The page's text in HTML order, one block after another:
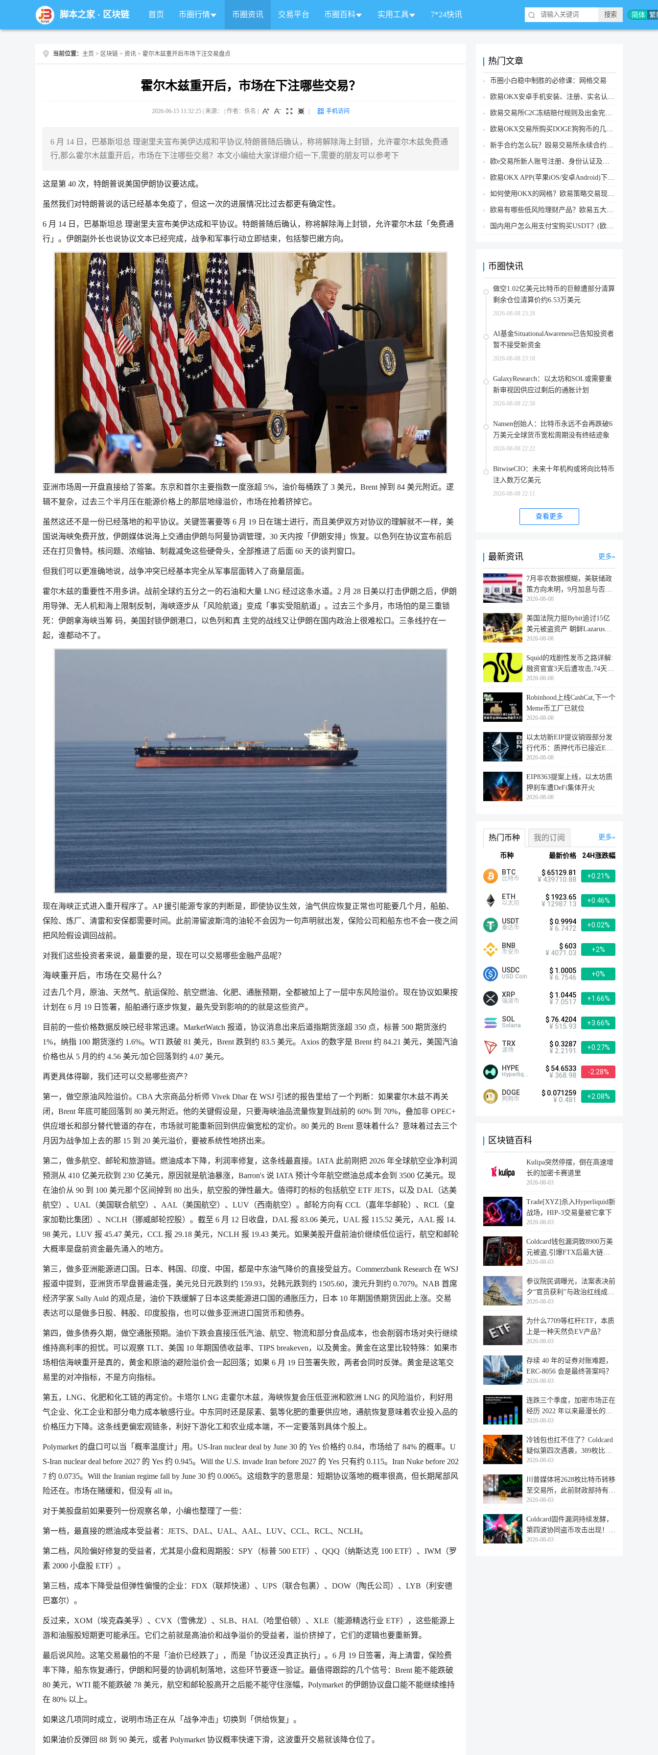
简体 繁
脚本之家· 区块链 首页 币圈行情 币圈资讯 交易平台 币圈百科 实用工具 7*24快讯
当前位置： 主页 > 区块链 > 资讯 > 霍尔木兹重开后市场下注交易盘点
霍尔木兹重开后，市场在下注哪些交易？
2026-06-15 11:32:25 | 来源： | 作者：佚名 手机访问
6 月 14 日，巴基斯坦总 理谢里夫宣布美伊达成和平协议,特朗普随后确认，称将解除海上封锁，允许霍尔木兹免费通
行,那么霍尔木兹重开后，市场在下注哪些交易？本文小编给大家详细介绍一下,需要的朋友可以参考下
这是第 40 次，特朗普说美国伊朗协议要达成。
虽然我们对特朗普说的话已经基本免疫了，但这一次的进展情况比过去都更有确定性。
6 月 14 日，巴基斯坦总 理谢里夫宣布美伊达成和平协议。特朗普随后确认，称将解除海上封锁，允许霍尔木兹「免费通
行」。伊朗副外长也说协议文本已经完成，战争和军事行动立即结束，包括黎巴嫩方向。
亚洲市场周一开盘直接给了答案。东京和首尔主要指数一度涨超 5%，油价每桶跌了 3 美元，Brent 掉到 84 美元附近。逻
辑不复杂，过去三个半月压在能源价格上的那层地缘溢价，市场在抢着挤掉它。
虽然这还不是一份已经落地的和平协议。关键签署要等 6 月 19 日在瑞士进行，而且美伊双方对协议的理解就不一样，美
国说海峡免费开放，伊朗媒体说海上交通由伊朗与阿曼协调管理，30 天内按「伊朗安排」恢复。以色列在协议宣布前后
还在打贝鲁特。核问题、浓缩铀、制裁减免这些硬骨头，全部推进了后面 60 天的谈判窗口。
但我们可以更准确地说，战争冲突已经基本完全从军事层面转入了商量层面。
霍尔木兹的重要性不用多讲。战前全球约五分之一的石油和大量 LNG 经过这条水道。2 月 28 日美以打击伊朗之后，伊朗
用导弹、无人机和海上限制反制，海峡逐步从「风险航道」变成「事实受阻航道」。过去三个多月，市场怕的是三重锁
死：伊朗拿海峡当筹 码，美国封锁伊朗港口，以色列和真 主党的战线又让伊朗在国内政治上很难松口。三条线拧在一
起，谁都动不了。
现在海峡正式进入重开程序了。AP 援引能源专家的判断是，即使协议生效，油气供应恢复正常也可能要几个月，船舶、
保险、炼厂、清雷和安保都需要时间。此前滞留波斯湾的油轮不会因为一句声明就出发，保险公司和船东也不会一夜之间
把风险假设调回战前。
对我们这些投资者来说，最重要的是，现在可以交易哪些金融产品呢？
海峡重开后，市场在交易什么？
过去几个月，原油、天然气、航运保险、航空燃油、化肥、通胀预期，全都被加上了一层中东风险溢价。现在协议如果按
计划在 6 月 19 日签署，船舶通行逐步恢复，最先受到影响的的就是这些资产。
目前的一些价格数据反映已经非常迅速。MarketWatch 报道，协议消息出来后道指期货涨超 350 点，标普 500 期货涨约
1%，纳指 100 期货涨约 1.6%。WTI 跌破 81 美元，Brent 跌到约 83.5 美元。Axios 的数字是 Brent 约 84.21 美元，美国汽油
价格也从 5 月的约 4.56 美元/加仑回落到约 4.07 美元。
再更具体得聊，我们还可以交易哪些资产？
第一，做空原油风险溢价。CBA 大宗商品分析师 Vivek Dhar 在 WSJ 引述的报告里给了一个判断：如果霍尔木兹不再关
闭，Brent 年底可能回落到 80 美元附近。他的关键假设是，只要海峡油品流量恢复到战前的 60% 到 70%，叠加非 OPEC+
供应增长和部分替代管道的存在，市场就可能重新回到供应偏宽松的定价。80 美元的 Brent 意味着什么？意味着过去三个
月因为战争加上去的那 15 到 20 美元溢价，要被系统性地挤出来。
第二，做多航空、邮轮和旅游链。燃油成本下降，利润率修复，这条线最直接。IATA 此前刚把 2026 年全球航空业净利润
预测从 410 亿美元砍到 230 亿美元，原因就是航油暴涨，Barron's 说 IATA 预计今年航空燃油总成本会到 3500 亿美元。现
在油价从 90 到 100 美元那个区间掉到 80 出头，航空股的弹性最大。值得盯的标的包括航空 ETF JETS，以及 DAL（达美
航空）、UAL（美国联合航空）、AAL（美国航空）、LUV（西南航空）。邮轮方向有 CCL（嘉年华邮轮）、RCL（皇
家加勒比集团）、NCLH（挪威邮轮控股）。截至 6 月 12 日收盘，DAL 报 83.06 美元，UAL 报 115.52 美元，AAL 报 14.
98 美元，LUV 报 45.47 美元，CCL 报 29.18 美元，NCLH 报 19.43 美元。如果美股开盘前油价继续低位运行，航空和邮轮
大概率是盘前资金最先涌入的地方。
第三，做多亚洲能源进口国。日本、韩国、印度、中国，都是中东油气降价的直接受益方。Commerzbank Research 在 WSJ
报道中提到，亚洲货币早盘普遍走强，美元兑日元跌到约 159.93，兑韩元跌到约 1505.60，澳元升到约 0.7079。NAB 首席
经济学家 Sally Auld 的观点是，油价下跌缓解了日本这类能源进口国的通胀压力，日本 10 年期国债期货因此上涨。交易
表达可以是做多日股、韩股、印度股指，也可以做多亚洲进口国货币和债券。
第四，做多债券久期，做空通胀预期。油价下跌会直接压低汽油、航空、物流和部分食品成本，也会削弱市场对央行继续
维持高利率的担忧。可以观察 TLT、美国 10 年期国债收益率、TIPS breakeven，以及黄金。黄金在这里比较特殊：如果市
场相信海峡重开是真的，黄金和原油的避险溢价会一起回落；如果 6 月 19 日签署失败，两者会同时反弹。黄金是这笔交
易里的对冲指标，不是方向指标。
第五，LNG、化肥和化工链的再定价。卡塔尔 LNG 走霍尔木兹，海峡恢复会压低亚洲和欧洲 LNG 的风险溢价，利好用
气企业、化工企业和部分电力成本敏感行业。中东同时还是尿素、氨等化肥的重要供应地，通航恢复意味着农业投入品的
价格压力下降。这条线更偏宏观链条，利好下游化工和农业成本端，不一定要落到具体个股上。
Polymarket 的盘口可以当「概率温度计」用。US-Iran nuclear deal by June 30 的 Yes 价格约 0.84，市场给了 84% 的概率。U
S-Iran nuclear deal before 2027 的 Yes 约 0.945。Will the U.S. invade Iran before 2027 的 Yes 只有约 0.115。Iran Nuke before 202
7 约 0.0735。Will the Iranian regime fall by June 30 约 0.0065。这组数字的意思是：短期协议落地的概率很高，但长期尾部风
险还在。市场在赌缓和，但没有 all in。
对于美股盘前如果要列一份观察名单，小编也整理了一些：
第一档，最直接的燃油成本受益者：JETS、DAL、UAL、AAL、LUV、CCL、RCL、NCLH。
第二档，风险偏好修复的受益者，尤其是小盘和周期股：SPY（标普 500 ETF）、QQQ（纳斯达克 100 ETF）、IWM（罗
素 2000 小盘股 ETF）。
第三档，成本下降受益但弹性偏慢的企业：FDX（联邦快递）、UPS（联合包裹）、DOW（陶氏公司）、LYB（利安德
巴塞尔）。
反过来，XOM（埃克森美孚）、CVX（雪佛龙）、SLB、HAL（哈里伯顿）、XLE（能源精选行业 ETF），这些能源上
游和油服股短期更可能承压。它们之前就是高油价和战争溢价的受益者，溢价挤掉了，它们的逻辑也要重新算。
最后说风险。这笔交易最怕的不是「油价已经跌了」，而是「协议还没真正执行」。6 月 19 日签署，海上清雷，保险费
率下降，船东恢复通行，伊朗和阿曼的协调机制落地，这些环节要逐一验证。最值得跟踪的几个信号：Brent 能不能跌破
80 美元，WTI 能不能跌破 78 美元，航空和邮轮股高开之后能不能守住涨幅，Polymarket 的伊朗协议盘口能不能继续维持
在 80% 以上。
如果这几项同时成立，说明市场正在从「战争冲击」切换到「供给恢复」。
如果油价反弹回 88 到 90 美元，或者 Polymarket 协议概率快速下滑，这波重开交易就该降仓位了。
热门文章
币圈小白稳中制胜的必修课：网格交易
欧易OKX安卓手机安装、注册、实名认证、买币转账新手实操教程
欧易交易所C2C冻结赔付规则及出金完整流程
欧易OKX交易所购买DOGE狗狗币的几个方式汇总
新手合约怎么玩？殴易交易所永续合约操作步骤教程(APP/Web端)
欧e交易所新人账号注册、身份认证及安全设置教程
欧易OKX APP(苹果iOS/安卓Android)下载图文教程
如何使用OKX的网格？欧易策略交易现货网格新手操作流程
欧易有哪些低风险理财产品？欧易五大低风险理财产品详细介绍
国内用户怎么用支付宝购买USDT？(欧易交易所为例)
币圈快讯
做空1.02亿美元比特币的巨鲸遭部分清算
剩余仓位清算价约6.53万美元
2026-08-08 23:28
AI基金SituationalAwareness已告知投资者
暂不接受新资金
2026-08-08 23:18
GalaxyResearch：以太坊和SOL或需要重
新审视因供应过剩后的通胀计划
2026-08-08 22:58
Nansen创始人：比特币永远不会再跌破6
万美元全球货币宽松周期没有终结迹象
2026-08-08 22:22
BitwiseCIO：未来十年机构或将向比特币
注入数万亿美元
2026-08-08 22:11
查看更多
最新资讯 更多
7月非农数据模糊，美联储政
策方向未明，9月加息与否仍
取决于
2026-08-08
美国法院力挺Bybit追讨15亿
美元被盗资产 朝鲜Lazarus黑
客洗
2026-08-08
Squid的戏剧性发币之路详解:
融资官宣3天后遭攻击,74天后
登陆
2026-08-08
Robinhood上线CashCat,下一个
Meme币工厂已就位
2026-08-08
以太坊新EIP提议销毁部分发
行代币：质押代币已接近ETH
供应量
2026-08-08
EIP8363提案上线，以太坊质
押刹车遭DeFi集体开火
2026-08-08
更多
热门币种 我的订阅
币种 最新价格 24H涨跌幅
BTC
比特币
$ 65129.81
¥ 439710.88
+0.21%
ETH
以太坊
$ 1923.65
¥ 12987.13
+0.46%
USDT
泰达币
$ 0.9994
¥ 6.7472
+0.02%
BNB
币安币
$ 603
¥ 4071.03
+2%
USDC
USD Coin
$ 1.0005
¥ 6.7546
+0%
XRP
瑞波币
$ 1.0445
¥ 7.0517
+1.66%
SOL
Solana
$ 76.4204
¥ 515.93
+3.66%
TRX
波场
$ 0.3287
¥ 2.2191
+0.27%
HYPE
Hyperliquid
$ 54.6533
¥ 368.98
-2.28%
DOGE
狗狗币
$ 0.071259
¥ 0.481
+2.08%
区块链百科
Kulipa突然停摆，倒在高速增
长的加密卡赛道里
2026-08-03
Trade[XYZ]杀入Hyperliquid新
战场，HIP-3交易量被它拿下
2026-08-03
Coldcard钱包漏洞致8900万美
元被盗,引爆FTX后最大链上
迁移潮
2026-08-03
参议院民调曝光，法案表决前
夕“官员获利”与政治红线成最
大
2026-08-03
为什么7709等杠杆ETF，本质
上是一种天然负EV产品？
2026-08-03
存续 40 年的证券对账难题，
ERC-8056 会是最终答案吗？
2026-08-03
连跌三个季度，加密市场正在
经历 2022 年以来最漫长的退
潮
2026-08-03
冷钱包也扛不住了？Coldcard
疑似第四次遇袭，389枚比特
币失
2026-08-03
川普媒体将2628枚比特币转移
至交易所，此前财政部持有的
比特
2026-08-03
Coldcard固件漏洞持续发酵，
第四波协同盗币攻击出现！
462个
2026-08-03